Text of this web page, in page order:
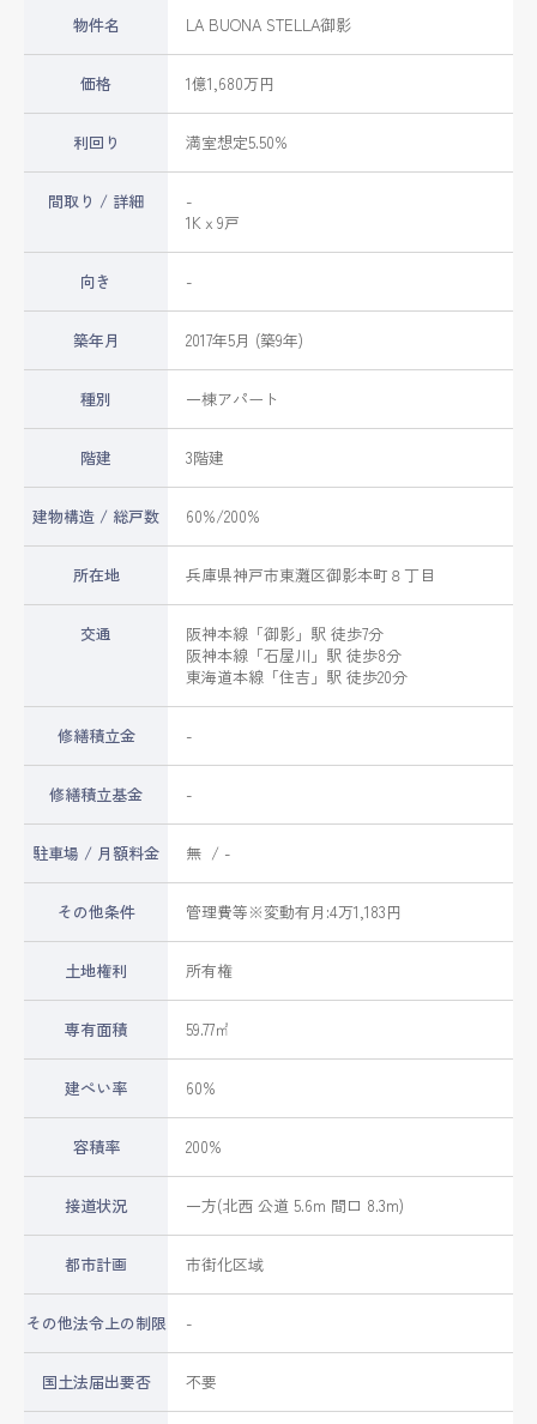
物件名 LA BUONA STELLA御影
価格 1億1,680万円
利回り 満室想定5.50%
間取り / 詳細
-
1Kｘ9戸
向き -
築年月 2017年5月 (築9年)
種別 一棟アパート
階建 3階建
建物構造 / 総戸数 60%/200%
所在地 兵庫県神戸市東灘区御影本町 ８丁目
交通 阪神本線 「御影 」駅 徒歩7分
阪神本線 「石屋川 」駅 徒歩8分
東海道本線 「住吉 」駅 徒歩20分
修繕積立金 -
修繕積立基金 -
駐車場 / 月額料金 無 / -
その他条件 管理費等※変動有月:4万1,183円
土地権利 所有権
専有面積 59.77㎡
建ぺい率 60%
容積率 200%
接道状況 一方(北西 公道 5.6m 間口 8.3m)
都市計画 市街化区域
その他法令上の制限 -
国土法届出要否 不要